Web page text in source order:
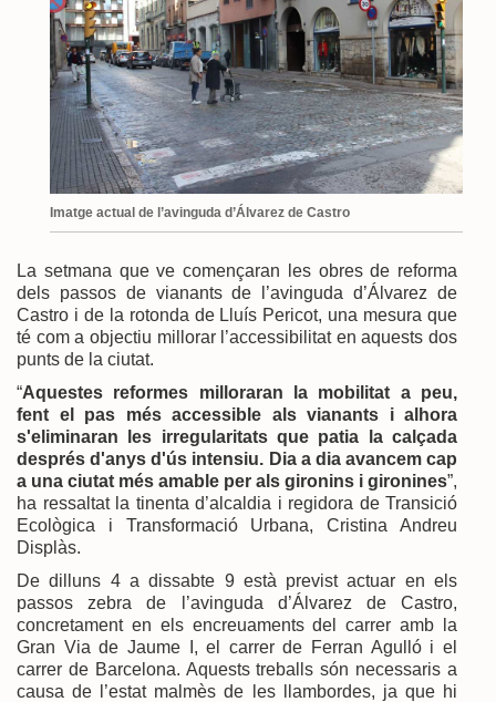
Imatge actual de l’avinguda d’Álvarez de Castro
La setmana que ve començaran les obres de reforma
dels passos de vianants de l’avinguda d’Álvarez de
Castro i de la rotonda de Lluís Pericot, una mesura que
té com a objectiu millorar l’accessibilitat en aquests dos
punts de la ciutat.
“Aquestes reformes milloraran la mobilitat a peu,
fent el pas més accessible als vianants i alhora
s'eliminaran les irregularitats que patia la calçada
després d'anys d'ús intensiu. Dia a dia avancem cap
a una ciutat més amable per als gironins i gironines”,
ha ressaltat la tinenta d’alcaldia i regidora de Transició
Ecològica i Transformació Urbana, Cristina Andreu
Displàs.
De dilluns 4 a dissabte 9 està previst actuar en els
passos zebra de l’avinguda d’Álvarez de Castro,
concretament en els encreuaments del carrer amb la
Gran Via de Jaume I, el carrer de Ferran Agulló i el
carrer de Barcelona. Aquests treballs són necessaris a
causa de l’estat malmès de les llambordes, ja que hi